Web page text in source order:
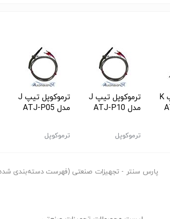
ترموکوپل تیپ K
ترموکوپل تیپ J
مدل ATJ-P10
ترموکوپل
ترموکوپل تیپ J
مدل ATJ-P05
ترموکوپل
پارس سنتر - تجهیزات صنعتی (فهرست دسته‌بندی